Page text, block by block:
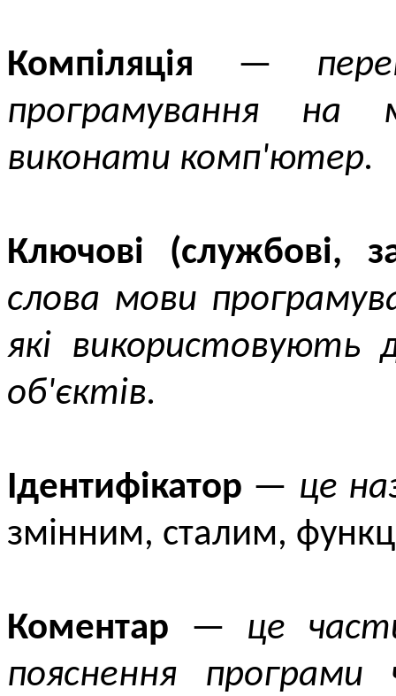
Компіляція —
програмування
виконати комп'ютер.
Ключові (службові,
слова мови
які використовують
об'єктів.
Ідентифікатор — це
змінним, сталим,
Коментар — це
пояснення